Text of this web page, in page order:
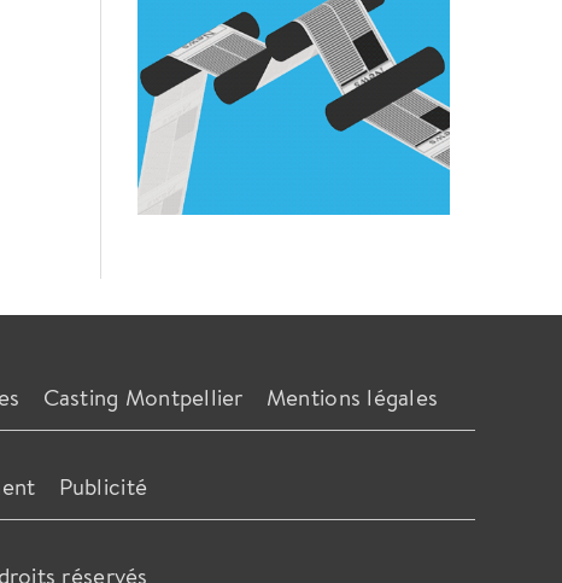
Casting Montpellier Mentions légales
Publicité
réservés